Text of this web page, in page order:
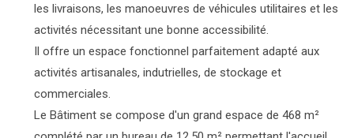
les livraisons, les manoeuvres de véhicules utilitaires et les
activités nécessitant une bonne accessibilité.
Il offre un espace fonctionnel parfaitement adapté aux
activités artisanales, indutrielles, de stockage et
commerciales.
Le Bâtiment se compose d'un grand espace de 468 m²